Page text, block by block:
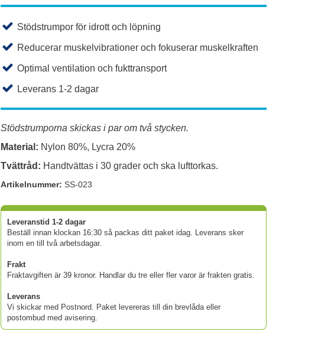
Stödstrumpor för idrott och löpning
Reducerar muskelvibrationer och fokuserar muskelkraften
Optimal ventilation och fukttransport
Leverans 1-2 dagar
Stödstrumporna skickas i par om två stycken.
Material: Nylon 80%, Lycra 20%
Tvättråd: Handtvättas i 30 grader och ska lufttorkas.
Artikelnummer: SS-023
Leveranstid 1-2 dagar
Beställ innan klockan 16:30 så packas ditt paket idag. Leverans sker
inom en till två arbetsdagar.
Frakt
Fraktavgiften är 39 kronor. Handlar du tre eller fler varor är frakten gratis.
Leverans
Vi skickar med Postnord. Paket levereras till din brevlåda eller
postombud med avisering.